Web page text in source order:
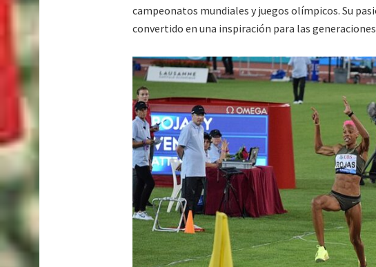
campeonatos mundiales y juegos olímpicos. Su
convertido en una inspiración para las